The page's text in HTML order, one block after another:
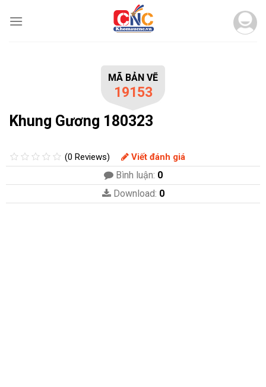
MÃ BẢN VẼ
19153
Khung Gương 180323
(0 Reviews) Viết đánh giá
Bình luận: 0
Download: 0